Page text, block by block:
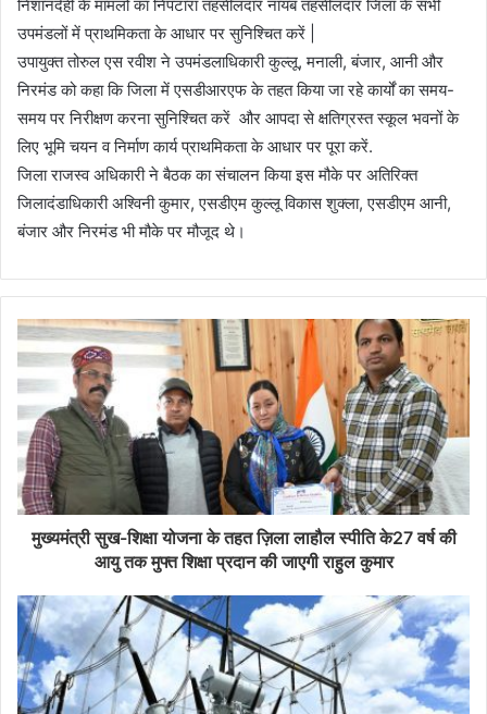
निशानदेही के मामलों का निपटारा तहसीलदार नायब तहसीलदार जिला के सभी
उपमंडलों में प्राथमिकता के आधार पर सुनिश्चित करें |
उपायुक्त तोरुल एस रवीश ने उपमंडलाधिकारी कुल्लू, मनाली, बंजार, आनी और
निरमंड को कहा कि जिला में एसडीआरएफ के तहत किया जा रहे कार्यों का समय-
समय पर निरीक्षण करना सुनिश्चित करें और आपदा से क्षतिग्रस्त स्कूल भवनों के
लिए भूमि चयन व निर्माण कार्य प्राथमिकता के आधार पर पूरा करें.
जिला राजस्व अधिकारी ने बैठक का संचालन किया इस मौके पर अतिरिक्त
जिलादंडाधिकारी अश्विनी कुमार, एसडीएम कुल्लू विकास शुक्ला, एसडीएम आनी,
बंजार और निरमंड भी मौके पर मौजूद थे।
मुख्यमंत्री सुख-शिक्षा योजना के तहत ज़िला लाहौल स्पीति के27 वर्ष की
आयु तक मुफ्त शिक्षा प्रदान की जाएगी राहुल कुमार